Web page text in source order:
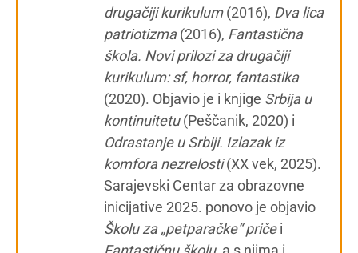
drugačiji kurikulum(2016), Dva lica
patriotizma(2016), Fantastična
škola. Novi prilozi za drugačiji
kurikulum: sf, horror, fantastika
(2020). Objavio je i knjige Srbija u
kontinuitetu(Peščanik, 2020) i
Odrastanje u Srbiji. Izlazak iz
komfora nezrelosti(XX vek, 2025).
Sarajevski Centar za obrazovne
inicijative 2025. ponovo je objavio
Školu za „petparačke“ pričei